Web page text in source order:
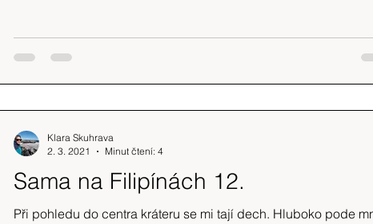
Sama na Filipínách 12.
Při pohledu do centra kráteru se mi tají dech. Hluboko pode
Klara Skuhrava
2. 3. 2021
Minut čtení: 4